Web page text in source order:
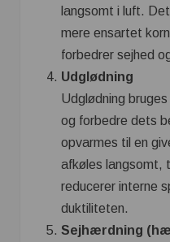
langsomt i luft.
mere ensartet
forbedrer sejhed
Udglødning
Udglødning
og forbedre dets
opvarmes til en
afkøles langsomt,
reducerer interne
duktiliteten.
Sejhærdning